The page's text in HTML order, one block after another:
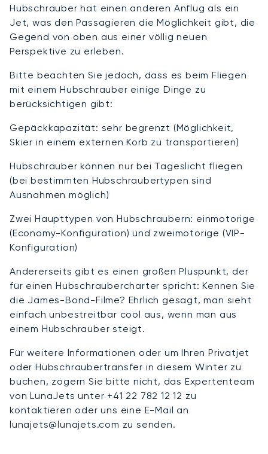
Hubschrauber hat einen anderen Anflug als ein
Jet, was den Passagieren die Möglichkeit gibt, die
Gegend von oben aus einer völlig neuen
Perspektive zu erleben.
Bitte beachten Sie jedoch, dass es beim Fliegen
mit einem Hubschrauber einige Dinge zu
berücksichtigen gibt:
Gepäckkapazität: sehr begrenzt (Möglichkeit,
Skier in einem externen Korb zu transportieren)
Hubschrauber können nur bei Tageslicht fliegen
(bei bestimmten Hubschraubertypen sind
Ausnahmen möglich)
Zwei Haupttypen von Hubschraubern: einmotorige
(Economy-Konfiguration) und zweimotorige (VIP-
Konfiguration)
Andererseits gibt es einen großen Pluspunkt, der
für einen Hubschraubercharter spricht: Kennen Sie
die James-Bond-Filme? Ehrlich gesagt, man sieht
einfach unbestreitbar cool aus, wenn man aus
einem Hubschrauber steigt.
Für weitere Informationen oder um Ihren Privatjet
oder Hubschraubertransfer in diesem Winter zu
buchen, zögern Sie bitte nicht, das Expertenteam
von LunaJets unter +41 22 782 12 12 zu
kontaktieren oder uns eine E-Mail an
lunajets@lunajets.com zu senden.